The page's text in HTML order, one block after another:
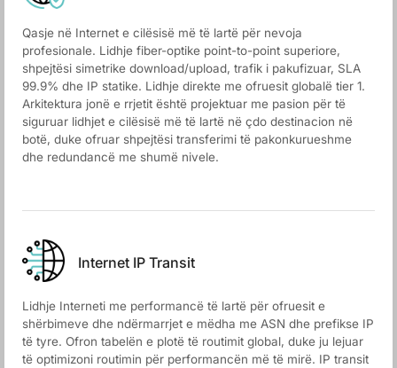
Qasje në Internet e cilësisë më të lartë për nevoja
profesionale. Lidhje fiber-optike point-to-point superiore,
shpejtësi simetrike download/upload, trafik i pakufizuar, SLA
99.9% dhe IP statike. Lidhje direkte me ofruesit globalë tier 1.
Arkitektura jonë e rrjetit është projektuar me pasion për të
siguruar lidhjet e cilësisë më të lartë në çdo destinacion në
botë, duke ofruar shpejtësi transferimi të pakonkurueshme
dhe redundancë me shumë nivele.
Internet IP Transit
Lidhje Interneti me performancë të lartë për ofruesit e
shërbimeve dhe ndërmarrjet e mëdha me ASN dhe prefikse IP
të tyre. Ofron tabelën e plotë të routimit global, duke ju lejuar
të optimizoni routimin për performancën më të mirë. IP transit